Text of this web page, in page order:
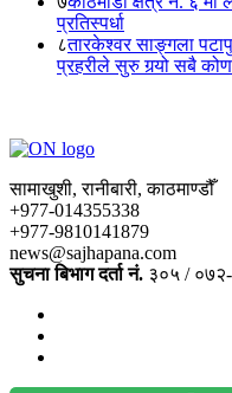
प्रतिस्पर्धा
८तारकेश्वर साङ्गला
प्रहरीले सुरु गर्‍यो सबै
सामाखुशी, रानीबारी, काठमाण्डौँ
+977-014355338
+977-9810141879
news@sajhapana.com
सुचना बिभाग दर्ता नं. ३०५ /